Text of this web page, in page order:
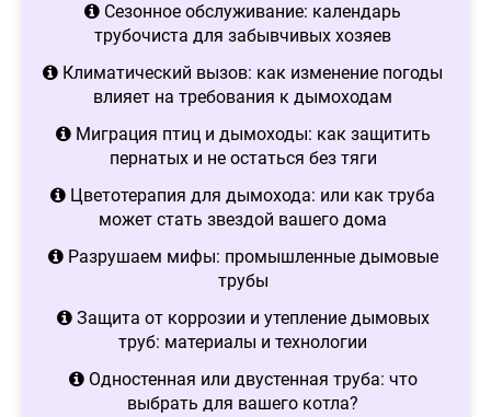
Сезонное обслуживание: календарь
трубочиста для забывчивых хозяев
Климатический вызов: как изменение погоды
влияет на требования к дымоходам
Миграция птиц и дымоходы: как защитить
пернатых и не остаться без тяги
Цветотерапия для дымохода: или как труба
может стать звездой вашего дома
Разрушаем мифы: промышленные дымовые
трубы
Защита от коррозии и утепление дымовых
труб: материалы и технологии
Одностенная или двустенная труба: что
выбрать для вашего котла?